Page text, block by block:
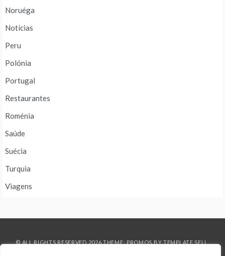
Noruéga
Notícias
Peru
Polónia
Portugal
Restaurantes
Roménia
Saúde
Suécia
Turquia
Viagens
© ALL RIGHTS RESERVED 2026 THEME: PROMOS BY TEMPLATE SELL .